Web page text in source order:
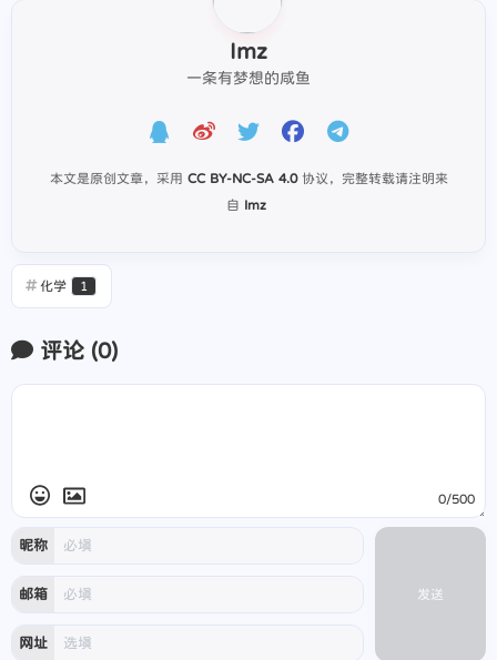
Imz
一条有梦想的咸鱼
本文是原创文章，采用 CC BY-NC-SA 4.0 协议，完整转载请注明来
自 Imz
化学 1
评论 (0)
昵称
邮箱
网址
0/500
发送